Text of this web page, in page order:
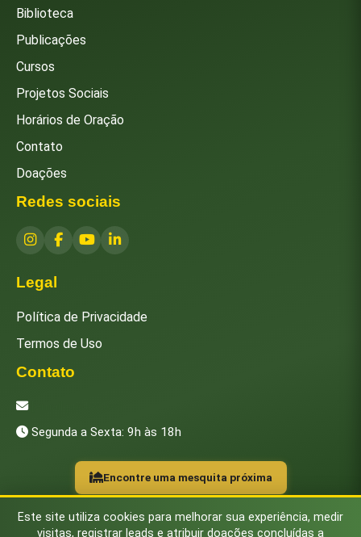
Biblioteca
Publicações
Cursos
Projetos Sociais
Horários de Oração
Contato
Doações
Redes sociais
Legal
Política de Privacidade
Termos de Uso
Contato
Segunda a Sexta: 9h às 18h
Encontre uma mesquita próxima
Este site utiliza cookies para melhorar sua experiência, medir
visitas, registrar leads e atribuir doações concluídas a